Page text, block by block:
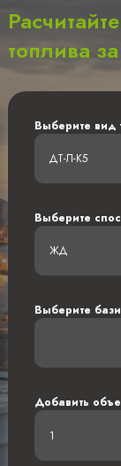
топлива
Выберите вид
ДТ-Л-К5
Выберите
ЖД
Выберите
Добавить